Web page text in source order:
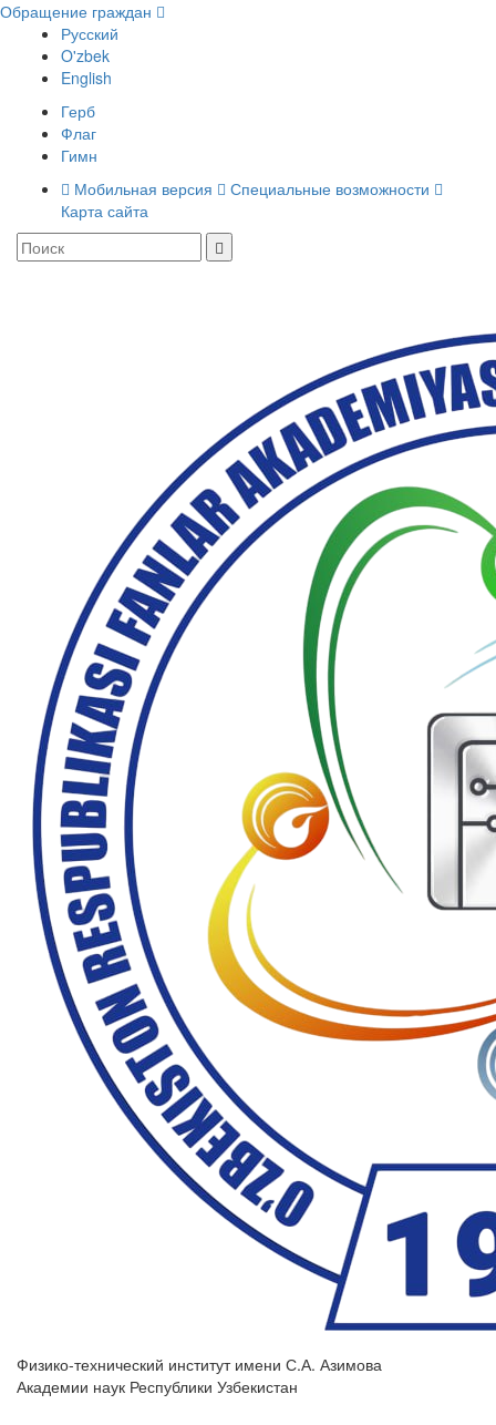
Обращение граждан
Русский
O'zbek
English
Герб
Флаг
Гимн
Мобильная версия
Специальные возможности
Карта сайта
Физико-технический институт имени С.А. Азимова
Академии наук Республики Узбекистан